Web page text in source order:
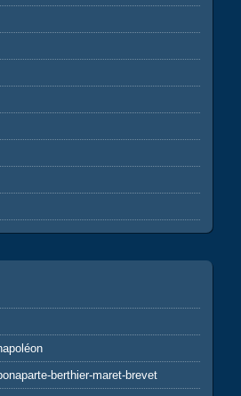
berthier-maret-brevet